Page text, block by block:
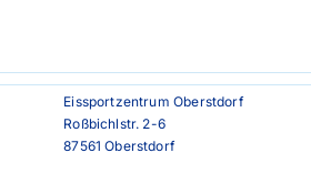
Eissportzentrum Oberstdorf
Roßbichlstr. 2-6
87561 Oberstdorf